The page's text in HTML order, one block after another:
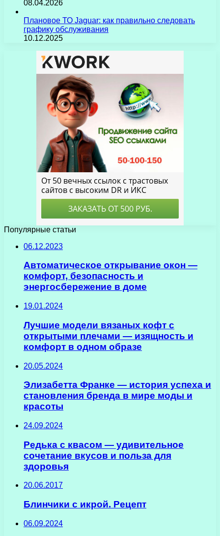
08.04.2026
Плановое ТО Jaguar: как правильно следовать
графику обслуживания
10.12.2025
Популярные статьи
06.12.2023
Автоматическое открывание окон —
комфорт, безопасность и
энергосбережение в доме
19.01.2024
Лучшие модели вязаных кофт с
открытыми плечами — изящность и
комфорт в одном образе
20.05.2024
Элизабетта Франке — история успеха и
становления бренда в мире моды и
красоты
24.09.2024
Редька с квасом — удивительное
сочетание вкусов и польза для
здоровья
20.06.2017
Блинчики с икрой. Рецепт
06.09.2024